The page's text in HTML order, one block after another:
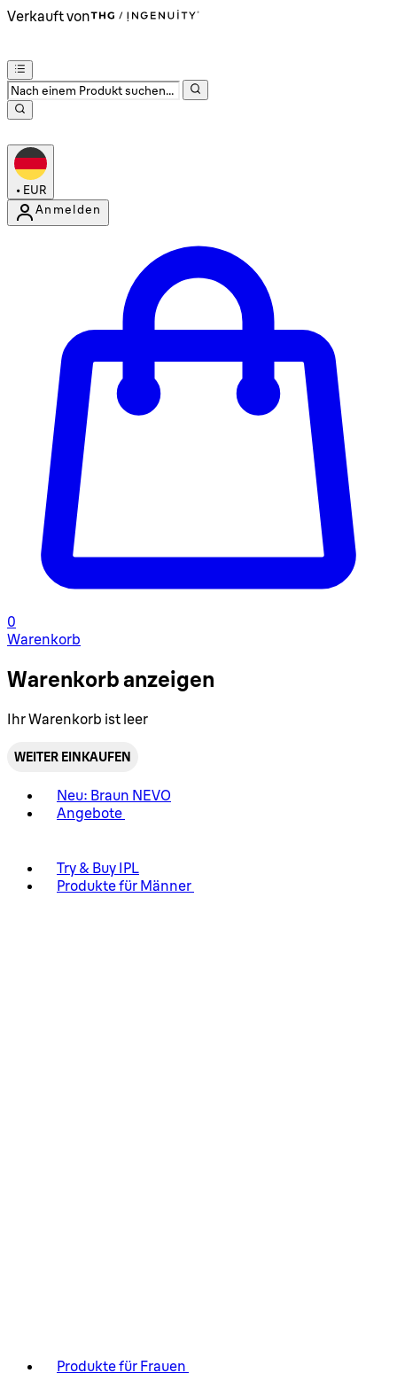
Verkauft von
• EUR
Anmelden
0
Warenkorb
Warenkorb anzeigen
Ihr Warenkorb ist leer
WEITER EINKAUFEN
Neu: Braun NEVO
Angebote
Try & Buy IPL
Produkte für Männer
Produkte für Frauen